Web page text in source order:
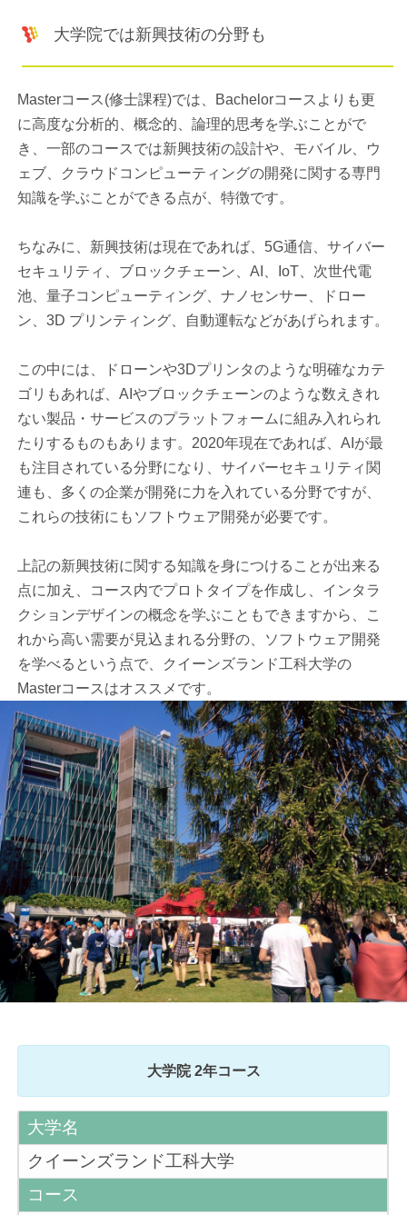
大学院では新興技術の分野も
Masterコース(修士課程)では、Bachelorコースよりも更
に高度な分析的、概念的、論理的思考を学ぶことがで
き、一部のコースでは新興技術の設計や、モバイル、ウ
ェブ、クラウドコンピューティングの開発に関する専門
知識を学ぶことができる点が、特徴です。
ちなみに、新興技術は現在であれば、5G通信、サイバー
セキュリティ、ブロックチェーン、AI、IoT、次世代電
池、量子コンピューティング、ナノセンサー、ドロー
ン、3D プリンティング、自動運転などがあげられます。
この中には、ドローンや3Dプリンタのような明確なカテ
ゴリもあれば、AIやブロックチェーンのような数えきれ
ない製品・サービスのプラットフォームに組み入れられ
たりするものもあります。2020年現在であれば、AIが最
も注目されている分野になり、サイバーセキュリティ関
連も、多くの企業が開発に力を入れている分野ですが、
これらの技術にもソフトウェア開発が必要です。
上記の新興技術に関する知識を身につけることが出来る
点に加え、コース内でプロトタイプを作成し、インタラ
クションデザインの概念を学ぶこともできますから、こ
れから高い需要が見込まれる分野の、ソフトウェア開発
を学べるという点で、クイーンズランド工科大学の
Masterコースはオススメです。
大学院 2年コース
大学名
クイーンズランド工科大学
コース